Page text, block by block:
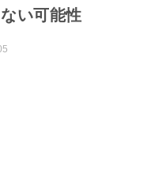
い可能性